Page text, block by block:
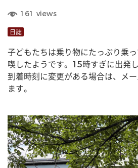
161 views
日誌
子どもたちは乗り物にたっぷり乗
喫したようです。15時すぎに出発
到着時刻に変更がある場合は、メ
ます。